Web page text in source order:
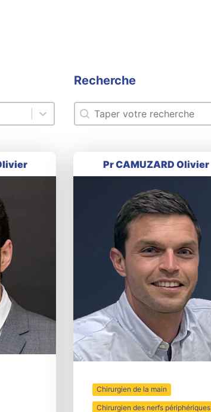
Recherche
Recherche
Recherche
Pr CAMUZARD Olivier
Chirurgien de la main
Chirurgien des nerfs périphériques